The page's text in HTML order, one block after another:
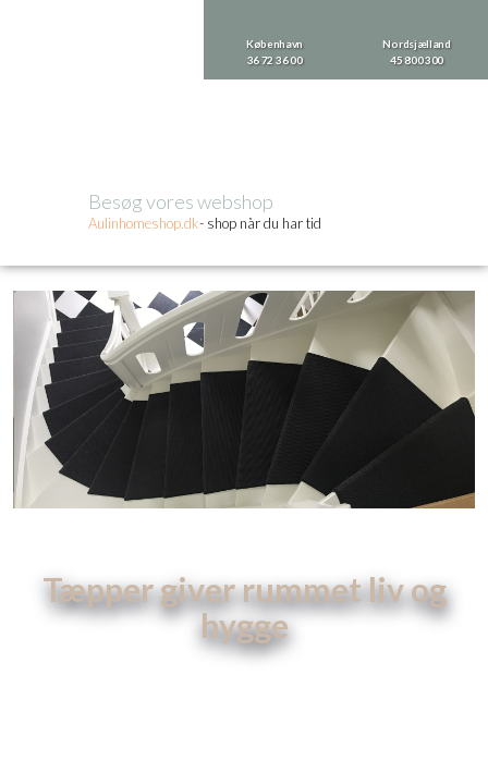
København
36 72 36 00
Nordsjælland
​45 800 300
Besøg vores webshop​
Aulinhom​eshop.dk- shop når du har tid​
Tæpper​ giver rummet liv og
hygge